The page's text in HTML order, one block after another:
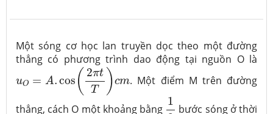
Một sóng cơ học lan truyền dọc theo một đường
thẳng có phương trình dao động tại nguồn O là
uO = A.cos ( 2πt
T
)cm
uO=A .cos(2πtT)c m
. Một điểm M trên đường
thẳng, cách O một khoảng bằng
1
1
bước sóng ở thời